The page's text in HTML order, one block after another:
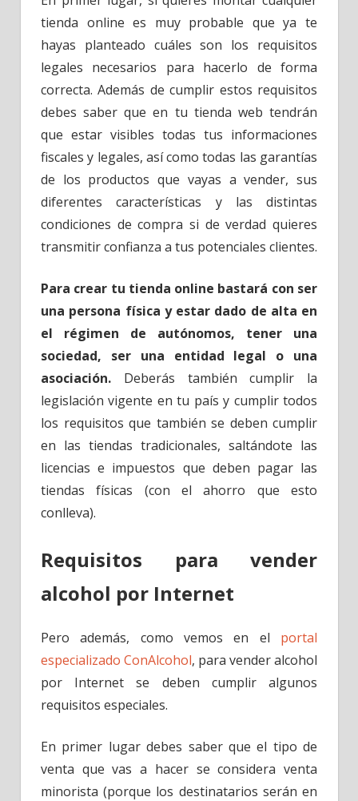
tienda online es muy probable que ya te
hayas planteado cuáles son los requisitos
legales necesarios para hacerlo de forma
correcta. Además de cumplir estos requisitos
debes saber que en tu tienda web tendrán
que estar visibles todas tus informaciones
fiscales y legales, así como todas las garantías
de los productos que vayas a vender, sus
diferentes características y las distintas
condiciones de compra si de verdad quieres
transmitir confianza a tus potenciales clientes.
Para crear tu tienda online bastará con ser
una persona física y estar dado de alta en
el régimen de autónomos, tener una
sociedad, ser una entidad legal o una
asociación. Deberás también cumplir la
legislación vigente en tu país y cumplir todos
los requisitos que también se deben cumplir
en las tiendas tradicionales, saltándote las
licencias e impuestos que deben pagar las
tiendas físicas (con el ahorro que esto
conlleva).
Requisitos para vender
alcohol por Internet
Pero además, como vemos en el portal
especializado ConAlcohol, para vender alcohol
por Internet se deben cumplir algunos
requisitos especiales.
En primer lugar debes saber que el tipo de
venta que vas a hacer se considera venta
minorista (porque los destinatarios serán en